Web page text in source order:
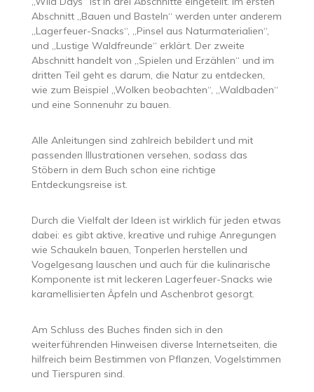
Abschnitt „Bauen und Basteln“ werden unter anderem
„Lagerfeuer-Snacks“, „Pinsel aus Naturmaterialien“,
und „Lustige Waldfreunde“ erklärt. Der zweite
Abschnitt handelt von „Spielen und Erzählen“ und im
dritten Teil geht es darum, die Natur zu entdecken,
wie zum Beispiel „Wolken beobachten“, „Waldbaden“
und eine Sonnenuhr zu bauen.
Alle Anleitungen sind zahlreich bebildert und mit
passenden Illustrationen versehen, sodass das
Stöbern in dem Buch schon eine richtige
Entdeckungsreise ist.
Durch die Vielfalt der Ideen ist wirklich für jeden etwas
dabei: es gibt aktive, kreative und ruhige Anregungen
wie Schaukeln bauen, Tonperlen herstellen und
Vogelgesang lauschen und auch für die kulinarische
Komponente ist mit leckeren Lagerfeuer-Snacks wie
karamellisierten Äpfeln und Aschenbrot gesorgt.
Am Schluss des Buches finden sich in den
weiterführenden Hinweisen diverse Internetseiten, die
hilfreich beim Bestimmen von Pflanzen, Vogelstimmen
und Tierspuren sind.